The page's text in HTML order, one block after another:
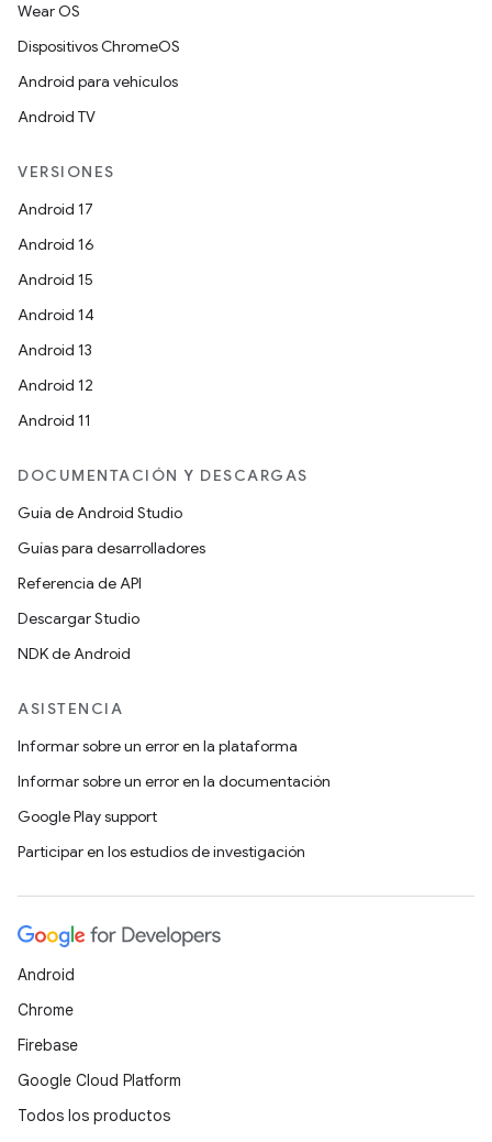
Wear OS
Dispositivos ChromeOS
Android para vehículos
Android TV
VERSIONES
Android 17
Android 16
Android 15
Android 14
Android 13
Android 12
Android 11
DOCUMENTACIÓN Y DESCARGAS
Guía de Android Studio
Guías para desarrolladores
Referencia de API
Descargar Studio
NDK de Android
ASISTENCIA
Informar sobre un error en la plataforma
Informar sobre un error en la documentación
Google Play support
Participar en los estudios de investigación
Android
Chrome
Firebase
Google Cloud Platform
Todos los productos